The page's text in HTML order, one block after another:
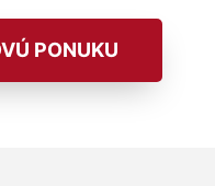
PONUKU